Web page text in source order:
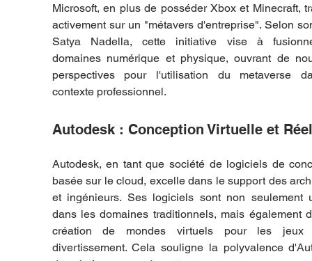
Microsoft, en plus de posséder Xbox et Minecraft,
activement sur un "métavers d'entreprise". Selon
Satya Nadella, cette initiative vise à
domaines numérique et physique, ouvrant de
perspectives pour l'utilisation du metaverse
contexte professionnel.
Autodesk : Conception Virtuelle et
Autodesk, en tant que société de logiciels de
basée sur le cloud, excelle dans le support des
et ingénieurs. Ses logiciels sont non seulement
dans les domaines traditionnels, mais également
création de mondes virtuels pour les
divertissement. Cela souligne la polyvalence